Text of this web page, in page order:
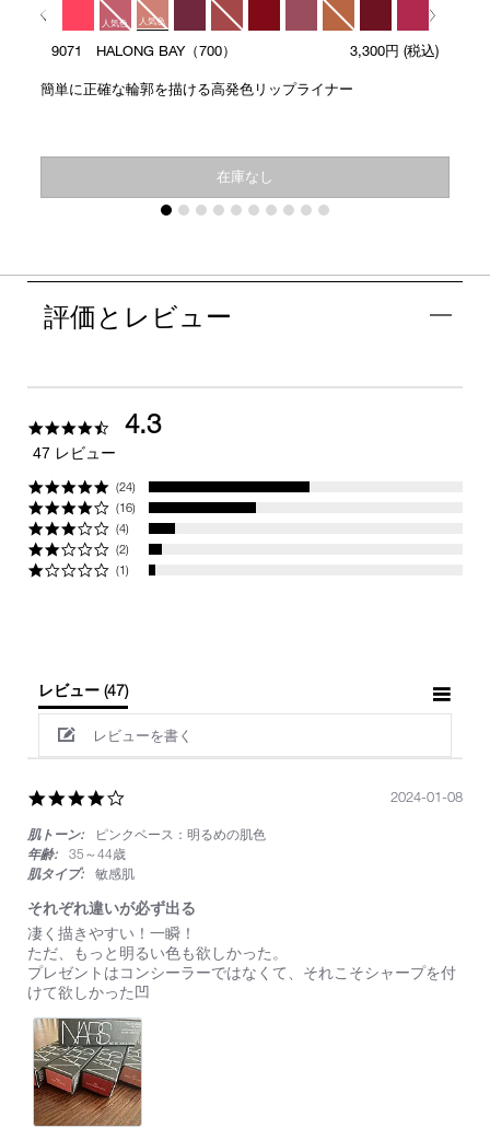
人気色 人気色
9071 HALONG BAY（700） 3,300円 (税込)
簡単に正確な輪郭を描ける高発色リップライナー
在庫なし
評価とレビュー
4.34.3
47 レビュー
(24)
(16)
(4)
(2)
(1)
レビュー (47)
レビューを書く
rating
肌トーン:
ピンクベース：明るめの肌色
年齢:
35～44歳
肌タイプ:
敏感肌
それぞれ違いが必ず出る
Review
by
on
8
Jan
2024
review
stating
そ
れ
ぞ
れ
違
い
が
必
ず
凄く描きやすい！一瞬！
ただ、もっと明るい色も欲しかった。
プレゼントはコンシーラーではなくて、それこそシャープを付
けて欲しかった凹
2024-01-08